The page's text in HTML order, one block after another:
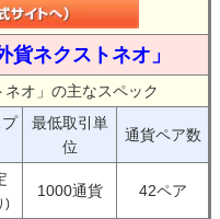
貨ネクストネオ」
オ」の主なスペック
最低取引単
位
通貨ペア数
)
1000通貨 42ペア